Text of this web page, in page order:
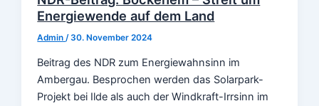
Energiewende auf dem Land
Admin /30. November 2024
Beitrag des NDR zum Energiewahnsinn im
Ambergau. Besprochen werden das Solarpark-
Projekt bei Ilde als auch der Windkraft-Irrsinn im